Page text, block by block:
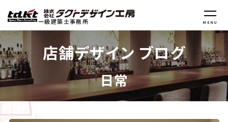
一級建築士事務所 MENU
店舗デザイン ブログ
日常